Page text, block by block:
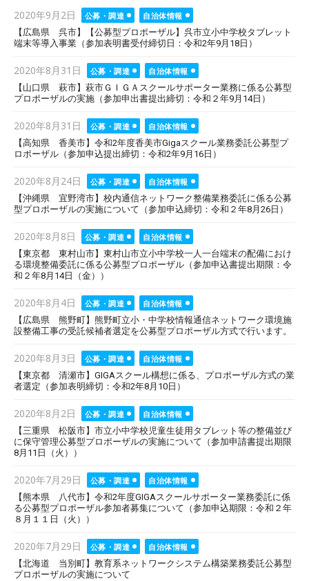
Posted
on
2020年9月2日 公募・調達
自治体情報
【広島県 呉市】【公募型プロポーザル】呉市立小中学校タブレット
端末等導入事業（参加表明書受付締切日：令和2年9月18日）
Posted
on
2020年8月31日 公募・調達
自治体情報
【山口県 萩市】萩市ＧＩＧＡスクールサポーター業務に係る公募型
プロポーザルの実施（参加申出書提出締切：令和２年9月14日）
Posted
on
2020年8月31日 公募・調達
自治体情報
【高知県 香美市】令和2年度香美市Gigaスクール業務委託公募型プ
ロポーザル（参加申込提出締切：令和2年9月16日）
Posted
on
2020年8月24日 公募・調達
自治体情報
【沖縄県 宜野湾市】校内通信ネットワーク整備業務委託に係る公募
型プロポーザルの実施について（参加申込締切：令和２年8月26日）
Posted
on
2020年8月8日 公募・調達
自治体情報
【東京都 東村山市】東村山市立小中学校一人一台端末の配備におけ
る環境整備委託に係る公募型プロポーザル（参加申込書提出期限：令
和２年8月14日（金））
Posted
on
2020年8月4日 公募・調達
自治体情報
【広島県 熊野町】熊野町立小・中学校情報通信ネットワーク環境施
設整備工事の受託候補者選定を公募型プロポーザル方式で行います。
Posted
on
2020年8月3日 公募・調達
自治体情報
【東京都 清瀬市】GIGAスクール構想に係る、プロポーザル方式の業
者選定（参加表明締切：令和2年8月10日）
Posted
on
2020年8月2日 公募・調達
自治体情報
【三重県 松阪市】市立小中学校児童生徒用タブレット等の整備並び
に保守管理公募型プロポーザルの実施について（参加申請書提出期限
8月11日（火））
Posted
on
2020年7月29日 公募・調達
自治体情報
【熊本県 八代市】令和2年度GIGAスクールサポーター業務委託に係
る公募型プロポーザル参加者募集について（参加申込期限：令和２年
８月１１日（火））
Posted
on
2020年7月29日 公募・調達
自治体情報
【北海道 当別町】教育系ネットワークシステム構築業務委託公募型
プロポーザルの実施について